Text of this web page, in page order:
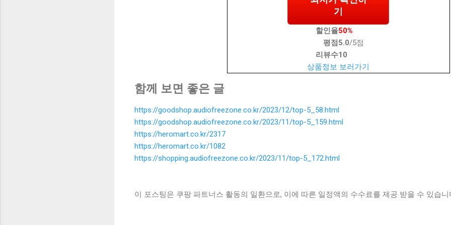
기
할인율50%
평점 5.0/5점
리뷰수10
상품정보 보러가기
함께 보면 좋은 글
https://goodshop.audiofreezone.co.kr/2023/12/top-5_58.html
https://goodshop.audiofreezone.co.kr/2023/11/top-5_159.html
https://heromart.co.kr/2317
https://heromart.co.kr/1082
https://shopping.audiofreezone.co.kr/2023/11/top-5_172.html
이 포스팅은 쿠팡 파트너스 활동의 일환으로, 이에 따른 일정액의 수수료를 제공 받을 수 있습니